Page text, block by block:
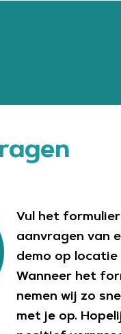
Vul het
aanvragen van
demo op locatie
Wanneer het
nemen wij zo
met je op.